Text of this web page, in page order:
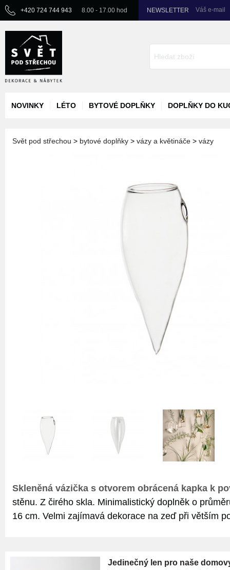
+420 724 744 943 8.00 - 17.00 hod NEWSLETTER Váš e-mail
NOVINKY LÉTO BYTOVÉ DOPLŇKY DOPLŇKY DO
Svět pod střechou > bytové doplňky > vázy a květináče > vázy
Skleněná vázička s otvorem obrácená kapka k
stěnu. Z čirého skla. Minimalistický doplněk o
16 cm. Velmi zajímavá dekorace na zeď při větším
Jedinečný len pro naše